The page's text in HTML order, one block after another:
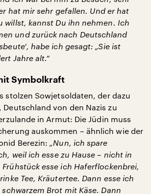
hat mir sehr gefallen. Und er hat
willst, kannst Du ihn nehmen. Ich
und zurück nach Deutschland
habe ich gesagt: „Sie ist
Jahre alt.“
Symbolkraft
stolzen Sowjetsoldaten, der dazu
von den Nazis zu
in Armut: Die Jüdin muss
auskommen – ähnlich wie der
Berezin: „Nun, ich spare
weil ich esse zu Hause – nicht in
esse ich Haferflockenbrei,
Tee, Kräutertee. Dann esse ich
Brot mit Käse. Dann